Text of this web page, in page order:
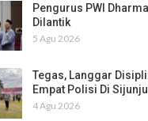
Pengurus PWI
Dilantik
5 Agu 2026
Tegas, Langgar
Empat Polisi Di
4 Agu 2026